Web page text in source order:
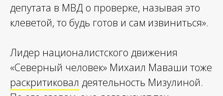
депутата в МВД о проверке, называя это
клеветой, то будь готов и сам извиниться».
Лидер националистского движения
«Северный человек» Михаил Маваши тоже
раскритиковал деятельность Мизулиной.